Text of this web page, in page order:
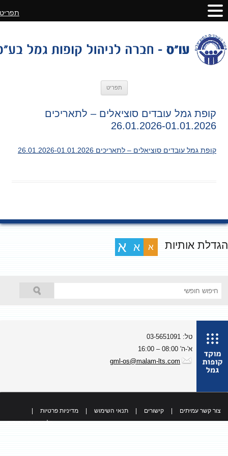
תפריט
קופת גמל עובדים סוציאלים – לתאריכים
26.01.2026-01.01.2026
קופת גמל עובדים סוציאלים – לתאריכים 26.01.2026-01.01.2026
אותיות א א א
טל: 03-5651091
א'-ה' 08:00 – 16:00
gml-os@malam-lts.com
צור קשר עמיתים קישורים תנאי השימוש מדיניות פרטיות
כל הזכויות שמורות
תפריט